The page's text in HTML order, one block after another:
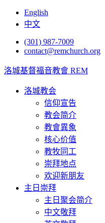
English
中文
(301) 987-7009
contact@remchurch.org
洛城基督福音教會 REM
洛城教会
信仰宣告
教会简介
教會異象
核心价值
教牧同工
崇拜地点
欢迎新朋友
主日崇拜
主日聚会简介
中文敬拜